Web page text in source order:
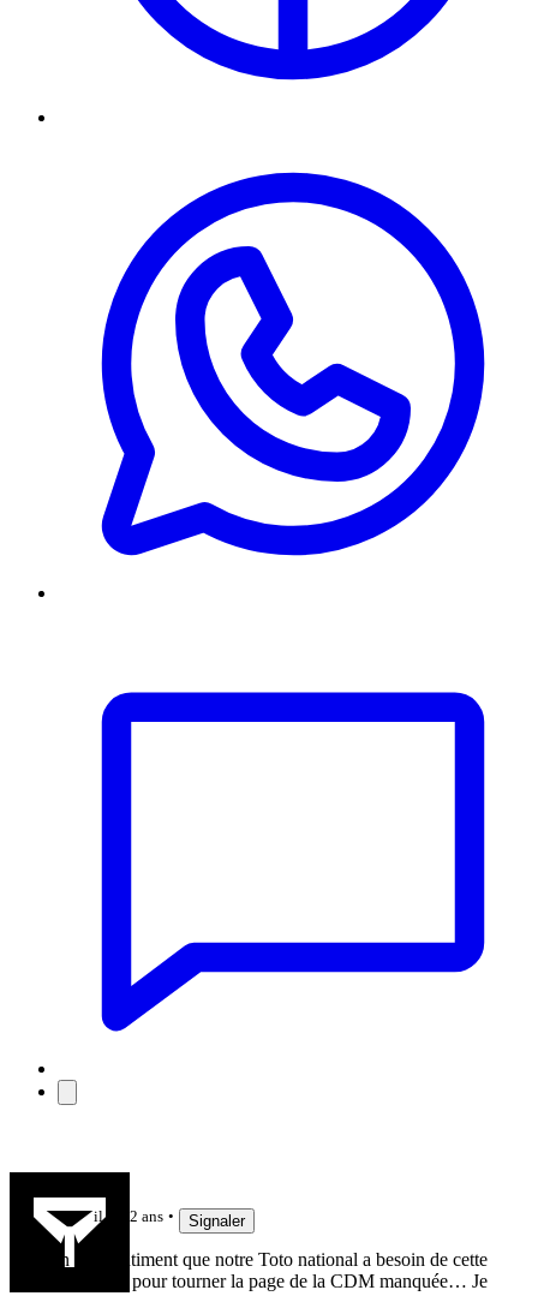
il y a 2 ans Signaler
On a le sentiment que notre Toto national a besoin de cette
expérience pour tourner la page de la CDM manquée… Je